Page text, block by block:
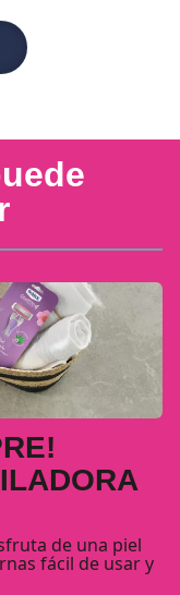
de una piel
fácil de usar y